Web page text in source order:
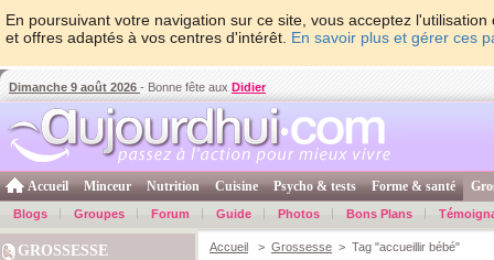
En poursuivant votre navigation sur ce site, vous acceptez
et offres adaptés à vos centres d'intérêt. En savoir plus et gérer ces
Dimanche 9 août 2026 - Bonne fête aux Didier
Accueil Minceur Nutrition Cuisine Psycho & tests Forme & santé
Blogs Groupes Forum Guide Photos Bons Plans
GROSSESSE Accueil > Grossesse > Tag "accueillir bébé"